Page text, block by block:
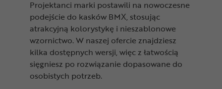
Projektanci marki postawili na nowoczesne
podejście do kasków BMX, stosując
atrakcyjną kolorystykę i nieszablonowe
wzornictwo. W naszej ofercie znajdziesz
kilka dostępnych wersji, więc z łatwością
sięgniesz po rozwiązanie dopasowane do
osobistych potrzeb.